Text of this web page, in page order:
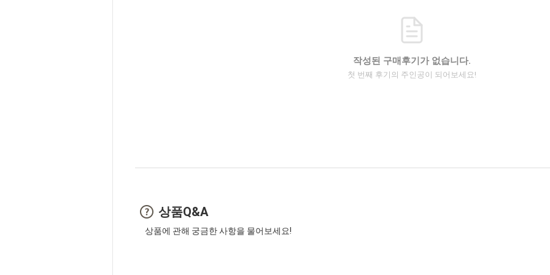
작성된 구매후기가 없습니다.
첫 번째 후기의 주인공이 되어보세요!
상품Q&A
상품에 관해 궁금한 사항을 물어보세요!